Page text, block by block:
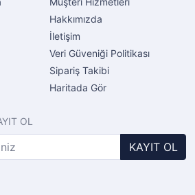
Hakkımızda
İletişim
Veri Güveniği Politikası
Sipariş Takibi
Haritada Gör
OL
KAYIT OL